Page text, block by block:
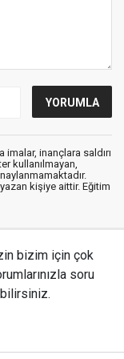
inançlara saldırı
kullanılmayan,
kişiye aittir. Eğitim
bizim için çok
soru